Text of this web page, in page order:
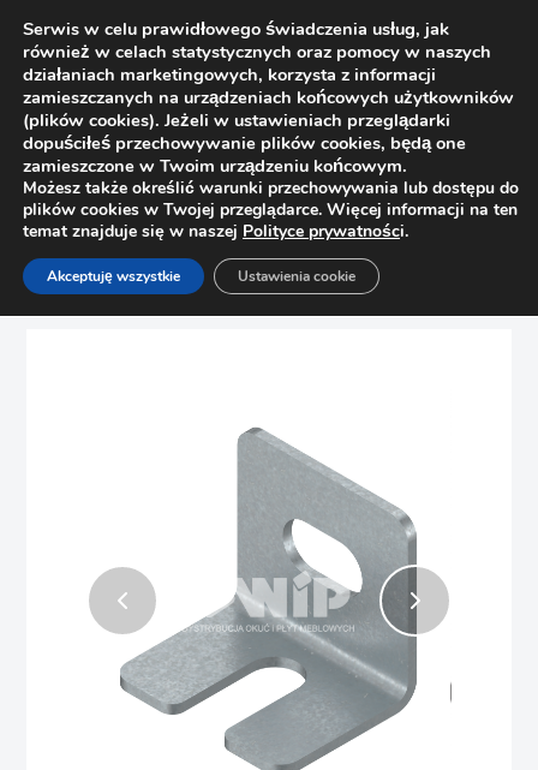
Strona główna Sklep
Szuflady
Kątownik, łącznik frontu BLUM 297.0500
Serwis w celu prawidłowego świadczenia usług, jak
również w celach statystycznych oraz pomocy w naszych
działaniach marketingowych, korzysta z informacji
zamieszczanych na urządzeniach końcowych użytkowników
(plików cookies). Jeżeli w ustawieniach przeglądarki
dopuściłeś przechowywanie plików cookies, będą one
zamieszczone w Twoim urządzeniu końcowym.
Możesz także określić warunki przechowywania lub dostępu do
plików cookies w Twojej przeglądarce. Więcej informacji na ten
temat znajduje się w naszej Polityce prywatności.
Akceptuję wszystkie Ustawienia cookie